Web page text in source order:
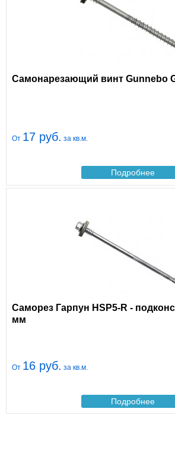
Самонарезающий винт Gunnebo
От 17 руб. за кв.м.
Подробнее
Саморез Гарпун HSP5-R -
мм
От 16 руб. за кв.м.
Подробнее